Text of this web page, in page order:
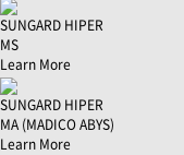
SUNGARD HIPER
MS
Learn More
SUNGARD HIPER
MA (MADICO ABYS)
Learn More